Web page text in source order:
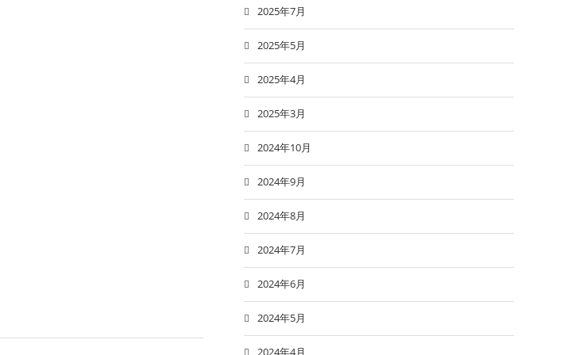
2025年7月
2025年5月
2025年4月
2025年3月
2024年10月
2024年9月
2024年8月
2024年7月
2024年6月
2024年5月
2024年4月